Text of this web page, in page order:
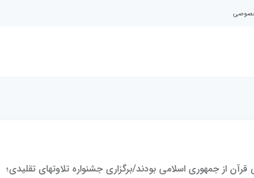
خصوصی
از جمهوری اسلامی بودند/برگزاری جشنواره تلاوتهای تقلیدی؛